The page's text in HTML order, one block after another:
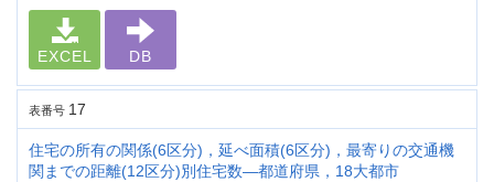
EXCEL DB
表番号 17
住宅の所有の関係(6区分)，延べ面積(6区分)，最寄りの交通機
関までの距離(12区分)別住宅数―都道府県，18大都市